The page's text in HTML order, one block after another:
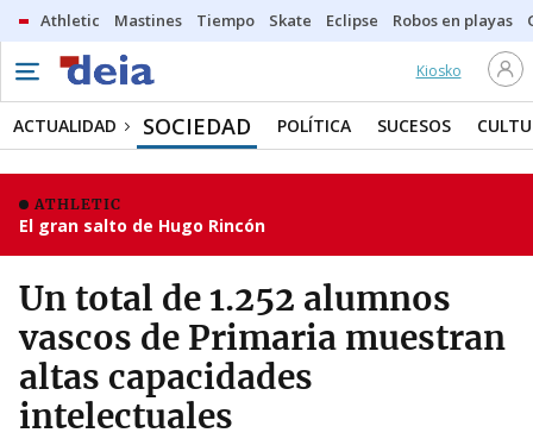
Athletic Mastines Tiempo Skate Eclipse Robos en playas
Kiosko
ACTUALIDAD SOCIEDAD POLÍTICA SUCESOS
ATHLETIC
El gran salto de Hugo Rincón
Un total de 1.252 alumnos
vascos de Primaria muestran
altas capacidades
intelectuales